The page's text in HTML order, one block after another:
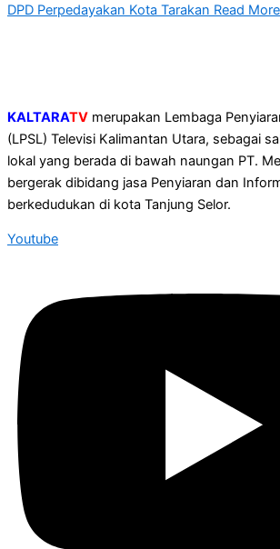
DPD Perpedayakan Kota Tarakan Read
KALTARATV merupakan Lembaga
(LPSL) Televisi Kalimantan Utara, sebagai
lokal yang berada di bawah naungan PT.
bergerak dibidang jasa Penyiaran dan
berkedudukan di kota Tanjung Selor.
Youtube